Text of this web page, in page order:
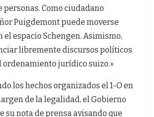
Como ciudadano
Puigdemont puede moverse
espacio Schengen. Asimismo,
libremente discursos políticos
ordenamiento jurídico suizo.»
los hechos organizados el 1-O en
de la legalidad, el Gobierno
su nota de prensa avisando que